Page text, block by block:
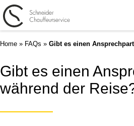
Home » FAQs » Gibt es einen
Gibt es einen
während der